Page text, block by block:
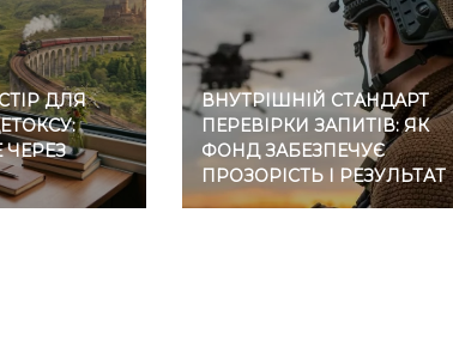
ДЛЯ
ВНУТРІШНІЙ СТАНДАРТ
ПЕРЕВІРКИ ЗАПИТІВ: ЯК
ФОНД ЗАБЕЗПЕЧУЄ
ПРОЗОРІСТЬ І РЕЗУЛЬТАТ